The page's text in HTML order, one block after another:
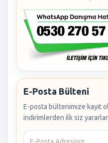
E-Posta Bülteni
E-posta bültenimize kayıt
indirimlerden ilk siz